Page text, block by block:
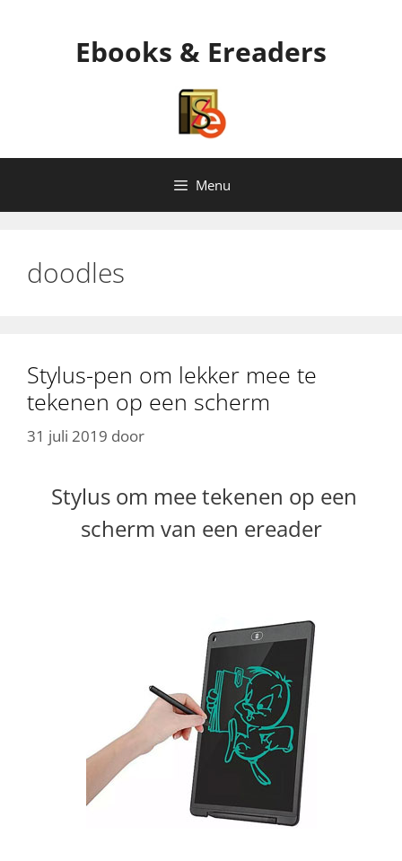
Ebooks & Ereaders
Menu
doodles
Stylus-pen om lekker mee te
tekenen op een scherm
31 juli 2019 door
Stylus om mee tekenen op een
scherm van een ereader